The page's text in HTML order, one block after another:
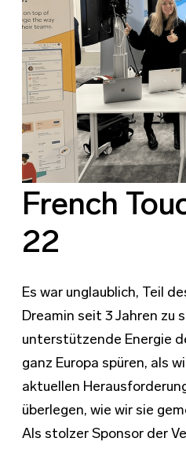
French
22
Es war unglaublich, Teil
Dreamin seit 3 Jahren zu
unterstützende Energie
ganz Europa spüren, als
aktuellen
überlegen, wie wir sie
Als stolzer Sponsor der